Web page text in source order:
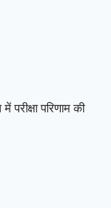
परीक्षा परिणाम की